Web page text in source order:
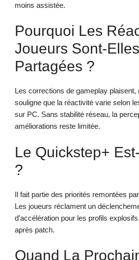
moins assistée.
Pourquoi Les
Joueurs Sont-
Partagées ?
Les corrections de gameplay
souligne que la réactivité varie selon
sur PC. Sans stabilité réseau, la
améliorations reste limitée.
Le Quickstep+
?
Il fait partie des priorités remontées
Les joueurs réclament un
d’accélération pour les profils
après patch.
Quand La